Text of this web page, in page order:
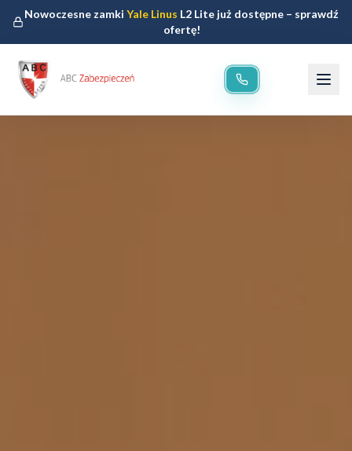
Nowoczesne zamkiYale Linus L2 Lite już dostępne – sprawdź
ofertę!